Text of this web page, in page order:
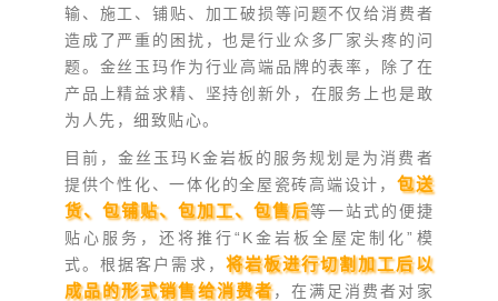
输、施工、铺贴、加工破损等问题不仅给消费者
造成了严重的困扰，也是行业众多厂家头疼的问
题。金丝玉玛作为行业高端品牌的表率，除了在
产品上精益求精、坚持创新外，在服务上也是敢
为人先，细致贴心。
目前，金丝玉玛K金岩板的服务规划是为消费者
提供个性化、一体化的全屋瓷砖高端设计， 包送
货、包铺贴、包加工、包售后等一站式的便捷
贴心服务，还将推行“K金岩板全屋定制化”模
式。根据客户需求， 将岩板进行切割加工后以
成品的形式销售给消费者，在满足消费者对家